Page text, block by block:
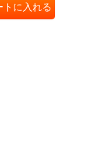
トに入れる